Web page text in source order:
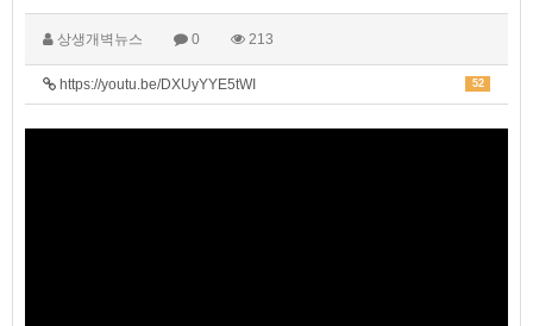
상생개벽뉴스 0 213
52
https://youtu.be/DXUyYYE5tWI